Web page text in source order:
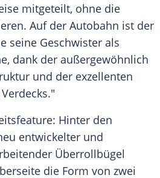
mitgeteilt, ohne die
Auf der Autobahn ist der
seine Geschwister als
, dank der außergewöhnlich
und der exzellenten
Hinter den
entwickelter und
Überrollbügel
die Form von zwei